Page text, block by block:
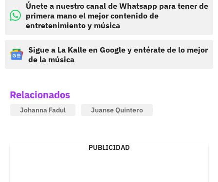
Únete a nuestro canal de Whatsapp para tener de
primera mano el mejor contenido de
entretenimiento y música
Sigue a La Kalle en Google y entérate de lo mejor
de la música
Relacionados
Johanna Fadul Juanse Quintero
PUBLICIDAD